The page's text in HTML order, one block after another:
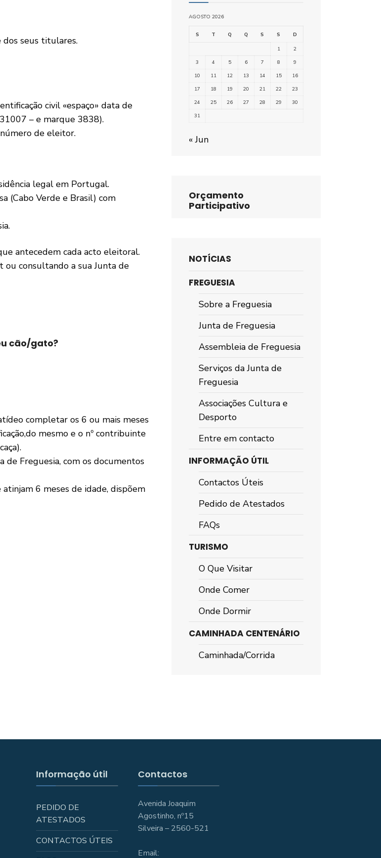
dos seus titulares.
civil «espaço» data de
– e marque 3838).
de eleitor.
legal em Portugal.
(Cabo Verde e Brasil) com
antecedem cada acto eleitoral.
ou consultando a sua Junta de
cão/gato?
completar os 6 ou mais meses
mesmo e o nº contribuinte
de Freguesia, com os documentos
6 meses de idade, dispõem
AGOSTO 2026
S T Q Q S S D
1
2
3
4 5 6 7 8
9
10
11 12 13 14 15
16
17
18 19 20 21 22
23
24
25 26 27 28 29
30
31
« Jun
Orçamento
Participativo
NOTÍCIAS
FREGUESIA
Sobre a Freguesia
Junta de Freguesia
Assembleia de Freguesia
Serviços da Junta de
Freguesia
Associações Cultura e
Desporto
Entre em contacto
INFORMAÇÃO ÚTIL
Contactos Úteis
Pedido de Atestados
FAQs
TURISMO
O Que Visitar
Onde Comer
Onde Dormir
CAMINHADA CENTENÁRIO
Caminhada/Corrida
Informação útil
PEDIDO DE
ATESTADOS
CONTACTOS ÚTEIS
Contactos
Avenida Joaquim
Agostinho, nº15
Silveira – 2560-521
Email: